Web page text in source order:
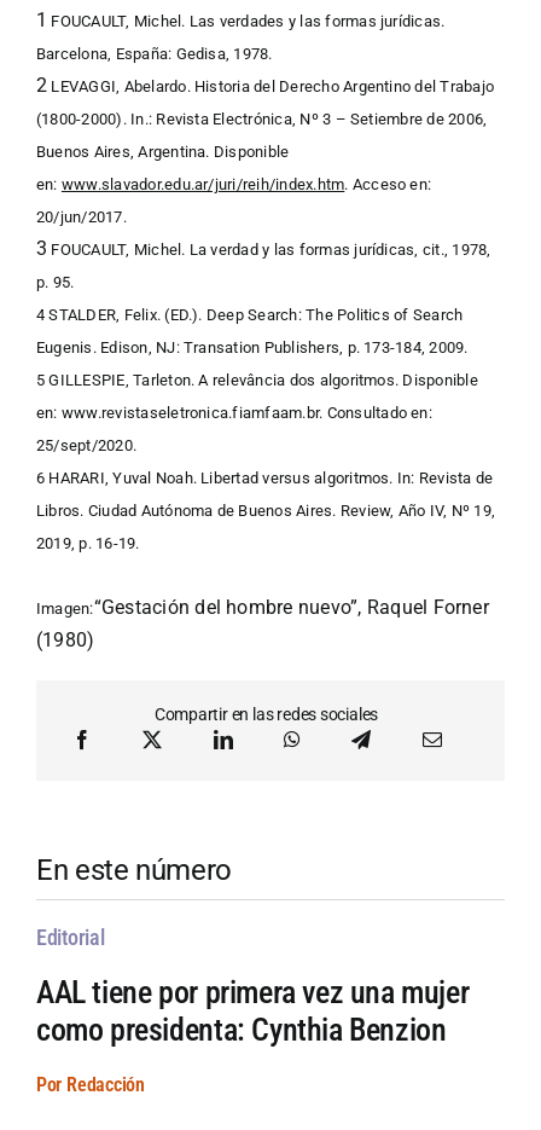
1 FOUCAULT, Michel. Las verdades y las formas jurídicas.
Barcelona, España: Gedisa, 1978.
2 LEVAGGI, Abelardo. Historia del Derecho Argentino del Trabajo
(1800-2000). In.: Revista Electrónica, Nº 3 – Setiembre de 2006,
Buenos Aires, Argentina. Disponible
en: www.slavador.edu.ar/juri/reih/index.htm. Acceso en:
20/jun/2017.
3 FOUCAULT, Michel. La verdad y las formas jurídicas, cit., 1978,
p. 95.
4 STALDER, Felix. (ED.). Deep Search: The Politics of Search
Eugenis. Edison, NJ: Transation Publishers, p. 173-184, 2009.
5 GILLESPIE, Tarleton. A relevância dos algoritmos. Disponible
en: www.revistaseletronica.fiamfaam.br. Consultado en:
25/sept/2020.
6 HARARI, Yuval Noah. Libertad versus algoritmos. In: Revista de
Libros. Ciudad Autónoma de Buenos Aires. Review, Año IV, Nº 19,
2019, p. 16-19.
Imagen:“Gestación del hombre nuevo”, Raquel Forner
(1980)
Compartir en las redes sociales
En este número
Editorial
AAL tiene por primera vez una mujer
como presidenta: Cynthia Benzion
Por Redacción